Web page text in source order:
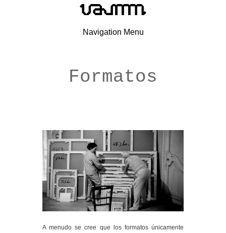
Navigation Menu
Formatos
A menudo se cree que los formatos únicamente